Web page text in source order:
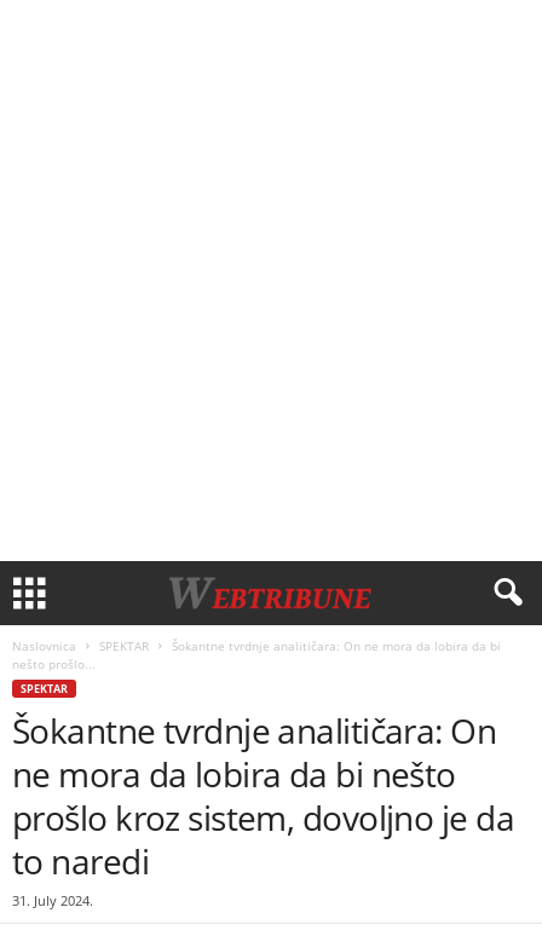
Naslovnica SPEKTAR
Šokantne tvrdnje analitičara: On ne mora da lobira da bi
nešto prošlo...
SPEKTAR
Šokantne tvrdnje analitičara: On
ne mora da lobira da bi nešto
prošlo kroz sistem, dovoljno je da
to naredi
31. July 2024.